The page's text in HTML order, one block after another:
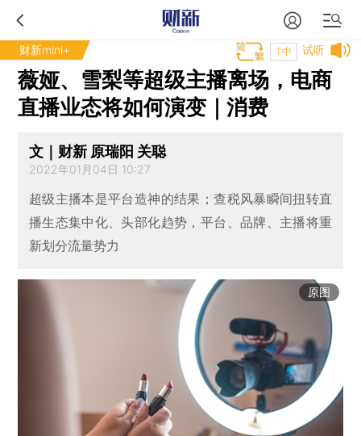
财新mini+ 试听
T中
薇娅、雪梨等超级主播离场，电商
直播业态将如何演变｜消费
文｜财新 原瑞阳 关聪
2022年01月04日 10:27
超级主播本是平台造神的结果；查税风暴瞬间扭转直
播生态集中化、头部化趋势，平台、品牌、主播将重
新划分流量势力
原图